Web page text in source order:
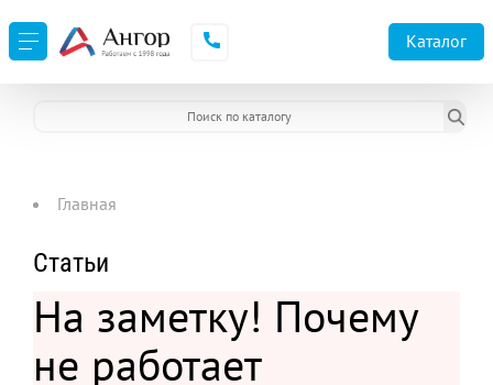
Каталог
Главная
Статьи
На заметку! Почему
не работает